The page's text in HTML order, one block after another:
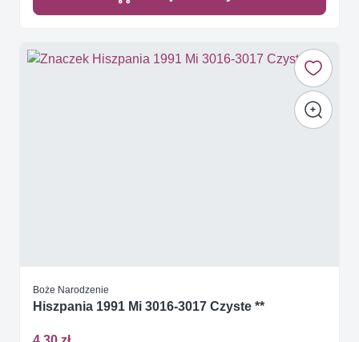
Boże Narodzenie
Hiszpania 1991 Mi 3016-3017 Czyste **